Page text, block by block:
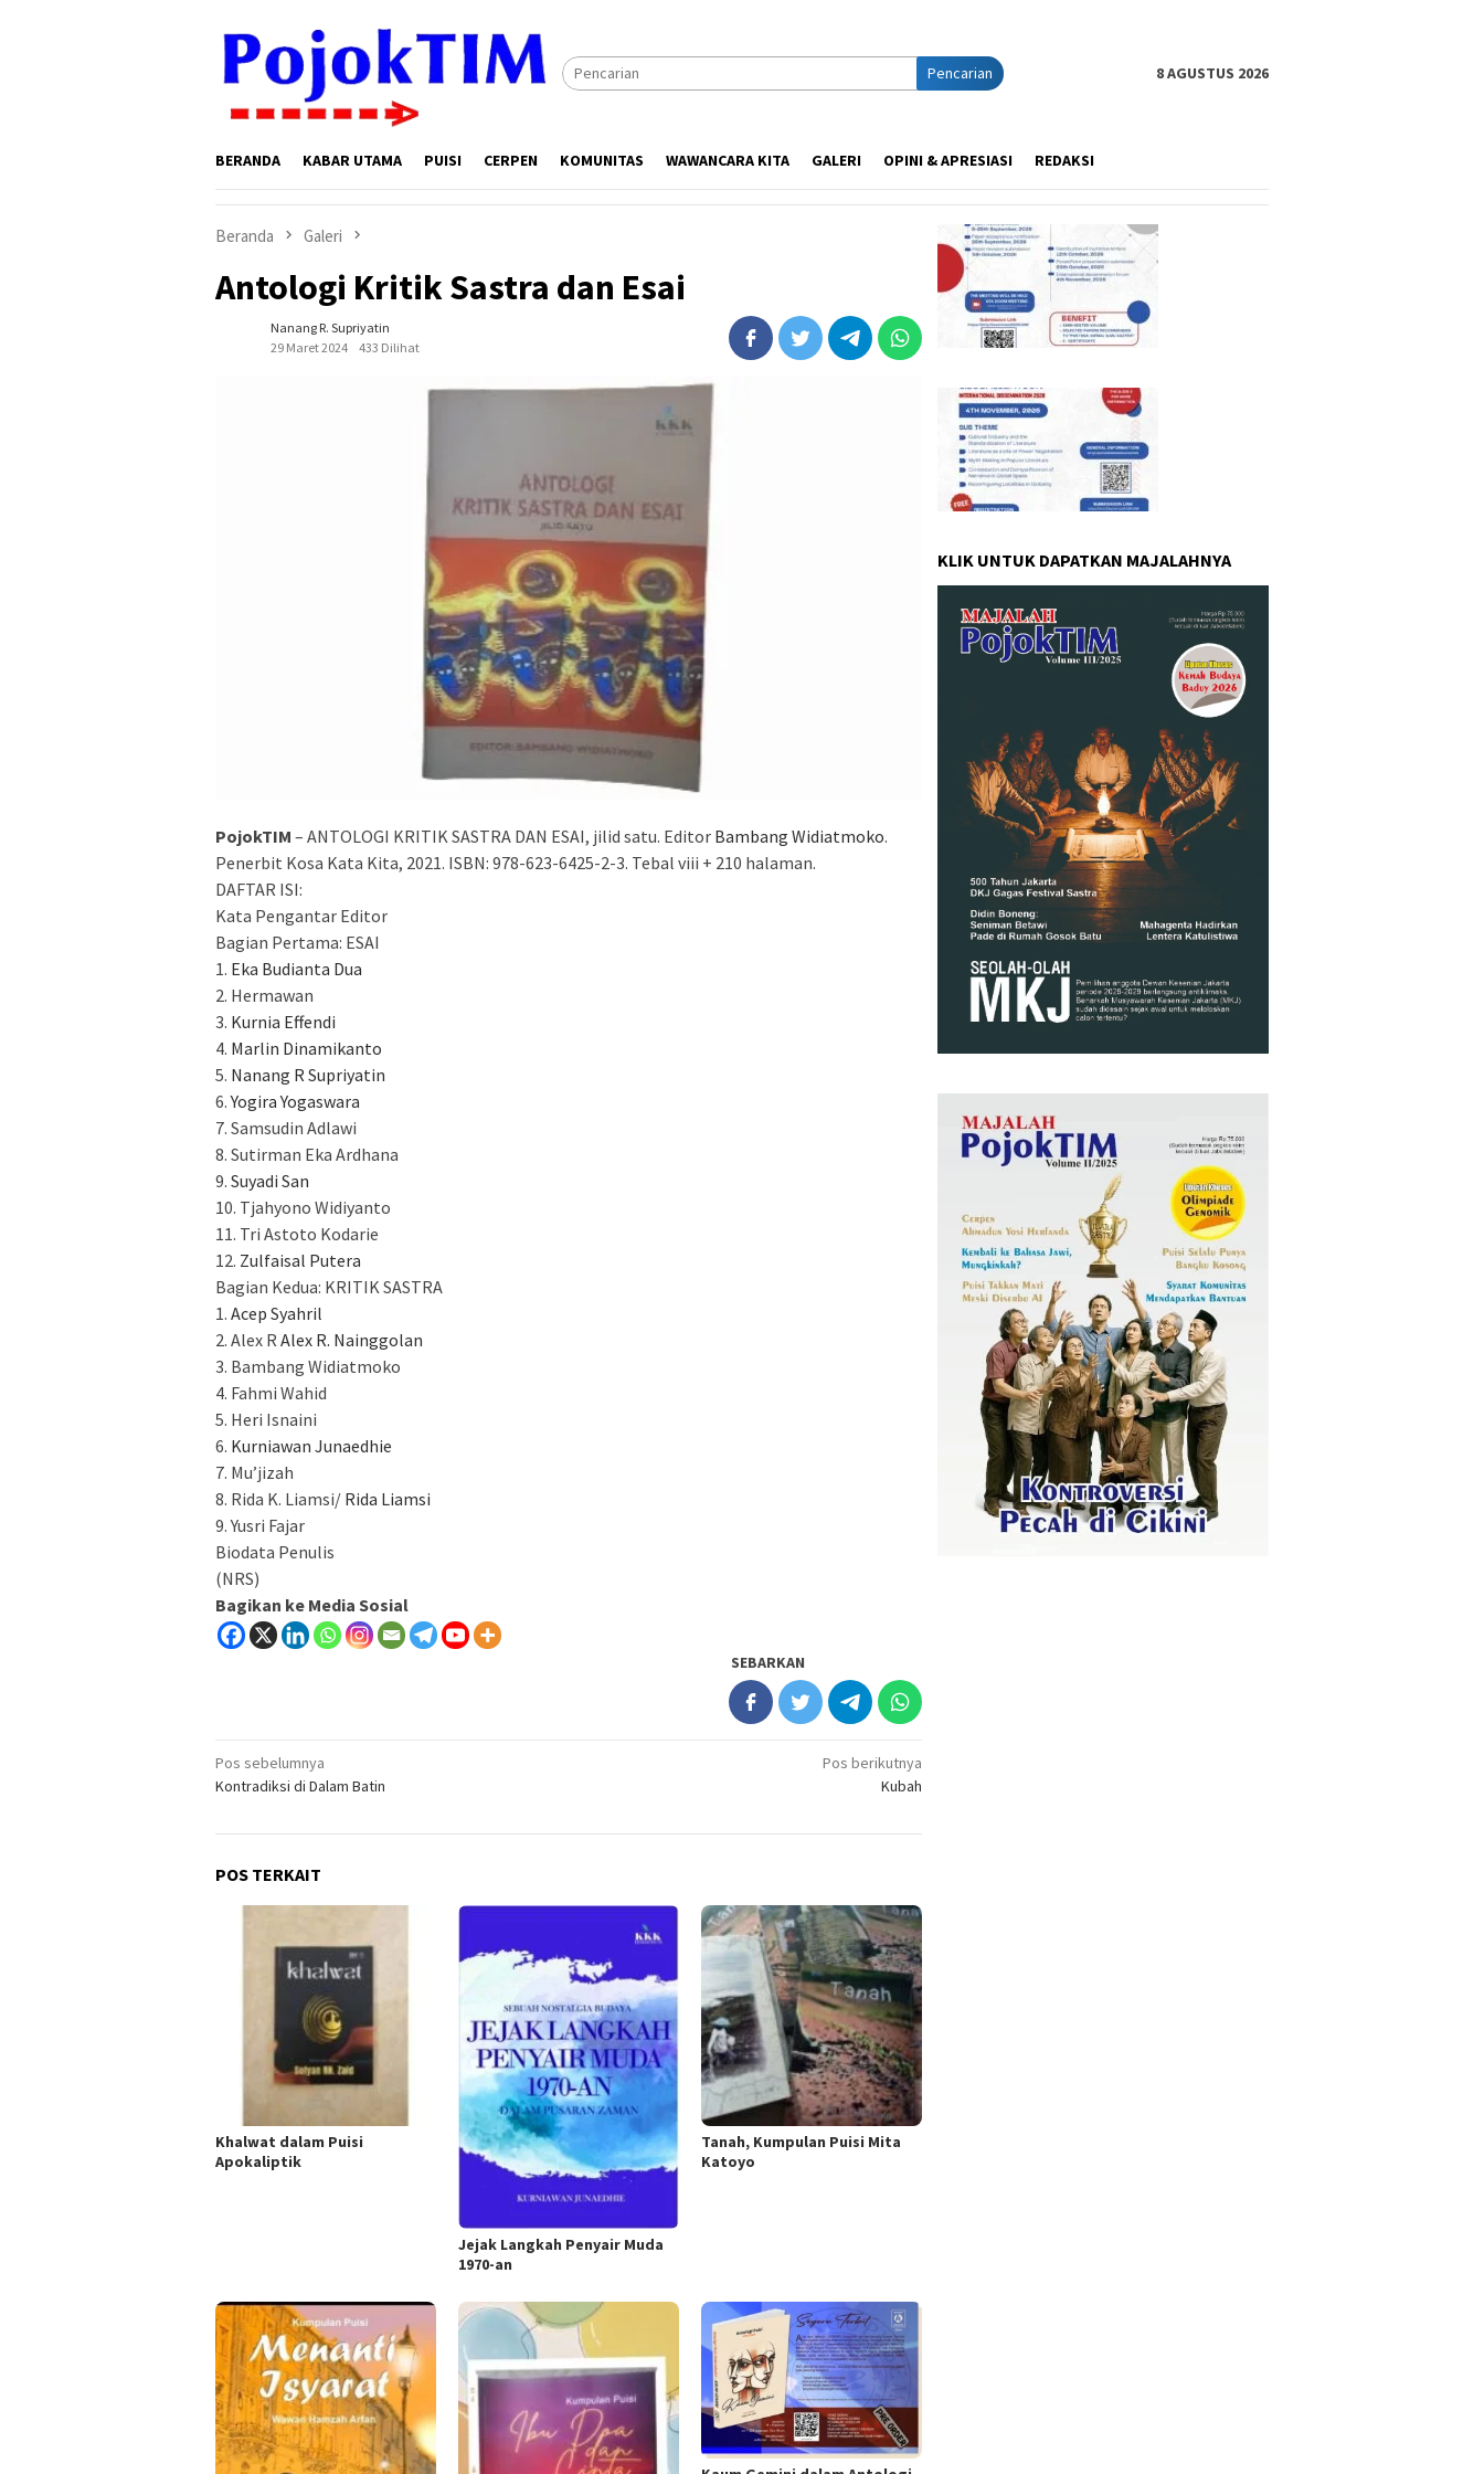
Pencarian
8 AGUSTUS 2026
BERANDA KABAR UTAMA PUISI CERPEN KOMUNITAS WAWANCARA KITA GALERI OPINI & APRESIASI REDAKSI
Beranda Galeri
Antologi Kritik Sastra dan Esai
Nanang R. Supriyatin
29 Maret 2024
433 Dilihat
PojokTIM – ANTOLOGI KRITIK SASTRA DAN ESAI, jilid satu. Editor Bambang Widiatmoko.
Penerbit Kosa Kata Kita, 2021. ISBN: 978-623-6425-2-3. Tebal viii + 210 halaman.
DAFTAR ISI:
Kata Pengantar Editor
Bagian Pertama: ESAI
1. Eka Budianta Dua
2. Hermawan
3. Kurnia Effendi
4. Marlin Dinamikanto
5. Nanang R Supriyatin
6.Yogira Yogaswara
7. Samsudin Adlawi
8. Sutirman Eka Ardhana
9. Suyadi San
10. Tjahyono Widiyanto
11. Tri Astoto Kodarie
12. Zulfaisal Putera
Bagian Kedua: KRITIK SASTRA
1. Acep Syahril
2. Alex RAlex R. Nainggolan
3. Bambang Widiatmoko
4. Fahmi Wahid
5. Heri Isnaini
6. Kurniawan Junaedhie
7. Mu’jizah
8. Rida K. Liamsi/ Rida Liamsi
9. Yusri Fajar
Biodata Penulis
(NRS)
Bagikan ke Media Sosial
SEBARKAN
Navigasi
pos
Pos sebelumnya
Kontradiksi di Dalam Batin
Pos berikutnya
Kubah
POS TERKAIT
Khalwat dalam Puisi
Apokaliptik
Jejak Langkah Penyair Muda
1970-an
Tanah, Kumpulan Puisi Mita
Katoyo
KLIK UNTUK DAPATKAN MAJALAHNYA